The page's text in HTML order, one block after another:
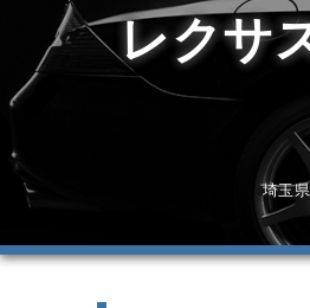
レクサ
埼玉